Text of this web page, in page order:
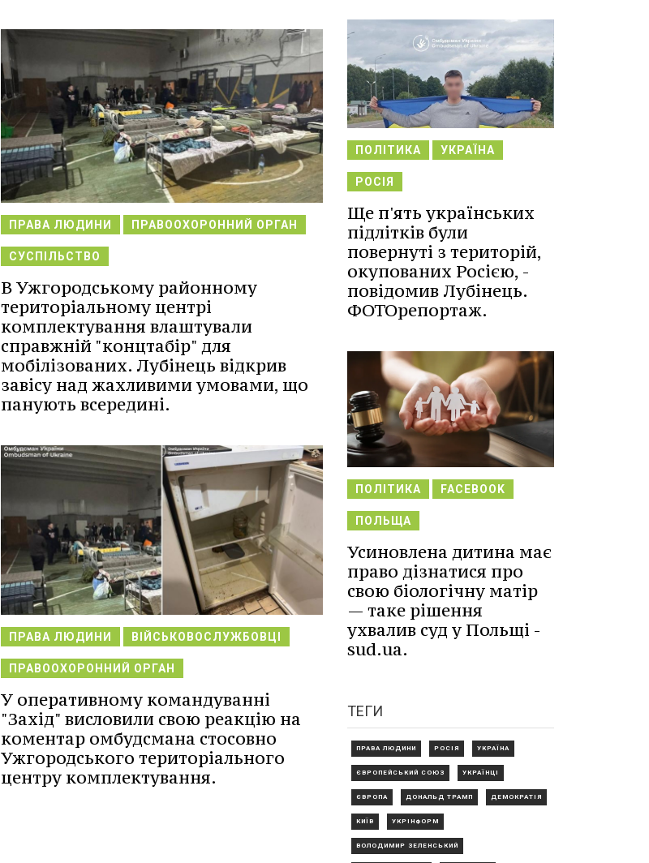
ПРАВА ЛЮДИНИ ПРАВООХОРОННИЙ ОРГАН
СУСПІЛЬСТВО
В Ужгородському районному
територіальному центрі
комплектування влаштували
справжній "концтабір" для
мобілізованих. Лубінець відкрив
завісу над жахливими умовами, що
панують всередині.
ПРАВА ЛЮДИНИ ВІЙСЬКОВОСЛУЖБОВЦІ
ПРАВООХОРОННИЙ ОРГАН
У оперативному командуванні
"Захід" висловили свою реакцію на
коментар омбудсмана стосовно
Ужгородського територіального
центру комплектування.
ПОЛІТИКА УКРАЇНА
РОСІЯ
Ще п'ять українських
підлітків були
повернуті з територій,
окупованих Росією, -
повідомив Лубінець.
ФОТОрепортаж.
ПОЛІТИКА FACEBOOK
ПОЛЬЩА
Усиновлена дитина має
право дізнатися про
свою біологічну матір
— таке рішення
ухвалив суд у Польщі -
sud.ua.
ТЕГИ
ПРАВА ЛЮДИНИ РОСІЯ УКРАЇНА
ЄВРОПЕЙСЬКИЙ СОЮЗ УКРАЇНЦІ
ЄВРОПА ДОНАЛЬД ТРАМП ДЕМОКРАТІЯ
КИЇВ УКРІНФОРМ
ВОЛОДИМИР ЗЕЛЕНСЬКИЙ